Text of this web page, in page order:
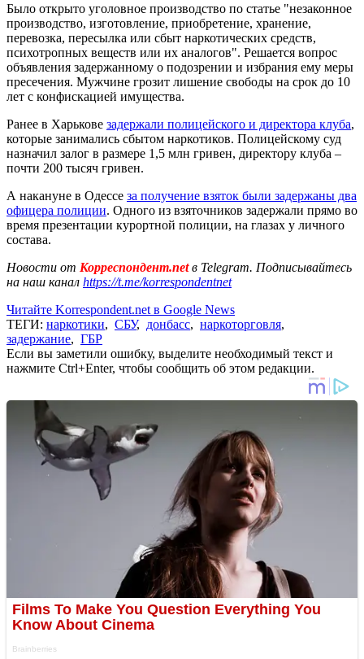
Было открыто уголовное производство по статье "незаконное
производство, изготовление, приобретение, хранение,
перевозка, пересылка или сбыт наркотических средств,
психотропных веществ или их аналогов". Решается вопрос
объявления задержанному о подозрении и избрания ему меры
пресечения. Мужчине грозит лишение свободы на срок до 10
лет с конфискацией имущества.
Ранее в Харькове задержали полицейского и директора клуба,
которые занимались сбытом наркотиков. Полицейскому суд
назначил залог в размере 1,5 млн гривен, директору клуба –
почти 200 тысяч гривен.
А накануне в Одессе за получение взяток были задержаны два
офицера полиции. Одного из взяточников задержали прямо во
время презентации курортной полиции, на глазах у личного
состава.
Новости от Корреспондент.netв Telegram. Подписывайтесь
на наш канал https://t.me/korrespondentnet
Читайте Korrespondent.net в Google News
ТЕГИ: наркотики, СБУ, донбасс, наркоторговля,
задержание, ГБР
Если вы заметили ошибку, выделите необходимый текст и
нажмите Ctrl+Enter, чтобы сообщить об этом редакции.